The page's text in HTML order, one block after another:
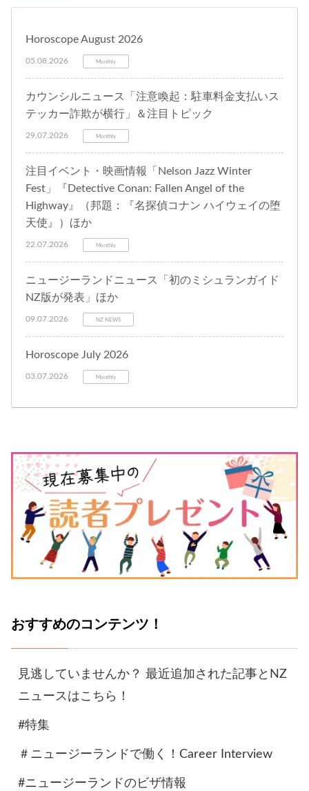
Horoscope August 2026
05.08.2026 Monthly
カウンシルニュース「注意喚起：駐車料金支払いス
テッカー詐欺が横行」＆注目トピック
29.07.2026 Monthly
注目イベント・映画情報「Nelson Jazz Winter
Fest」『Detective Conan: Fallen Angel of the
Highway』（邦題：『名探偵コナン ハイウェイの堕
天使』）ほか
22.07.2026 Monthly
ニュージーランドニュース「初のミシュランガイド
NZ版が発表」ほか
09.07.2026 NZ NEWS
Horoscope July 2026
03.07.2026 Monthly
おすすめのコンテンツ！
見逃していませんか？ 最近追加された記事とNZ
ニュースはこちら！
#特集
＃ニュージーランドで働く！Career Interview
#ニュージーランドのビザ情報